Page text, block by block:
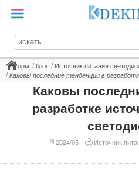
дом блог
Источник питания
Каковы последние тенденции в
Каковы
разработке
2024/05 Источник